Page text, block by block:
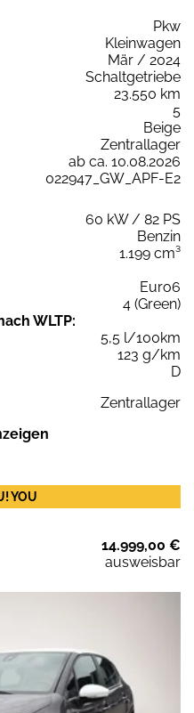
Pkw
Kleinwagen
Mär / 2024
Schaltgetriebe
23.550 km
5
Beige
Zentrallager
ab ca. 10.08.2026
022947_GW_APF-E2
60 kW / 82 PS
Benzin
1.199 cm³
Euro6
4 (Green)
WLTP:
5,5 l/100km
123 g/km
D
Zentrallager
YOU
14.999,00 €
ausweisbar